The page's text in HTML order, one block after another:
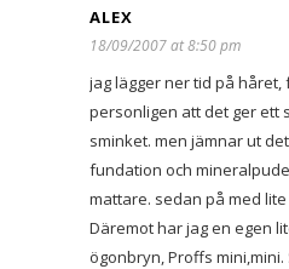
ALEX
18/09/2007 at 8:50 pm
jag lägger ner tid på håret,
personligen att det ger ett
sminket. men jämnar ut
fundation och
mattare. sedan på med
Däremot har jag en egen
ögonbryn, Proffs